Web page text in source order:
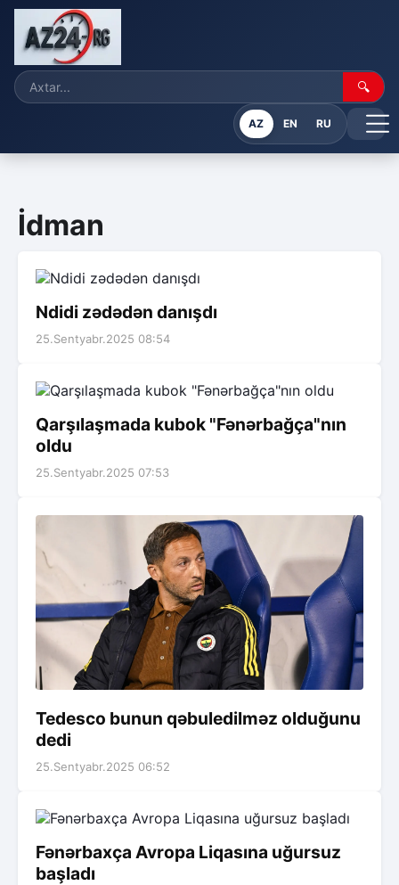
🔍
AZ EN RU
İdman
Ndidi zədədən danışdı
25.Sentyabr.2025 08:54
Qarşılaşmada kubok "Fənərbağça"nın
oldu
25.Sentyabr.2025 07:53
Tedesco bunun qəbuledilməz olduğunu
dedi
25.Sentyabr.2025 06:52
Fənərbaxça Avropa Liqasına uğursuz
başladı